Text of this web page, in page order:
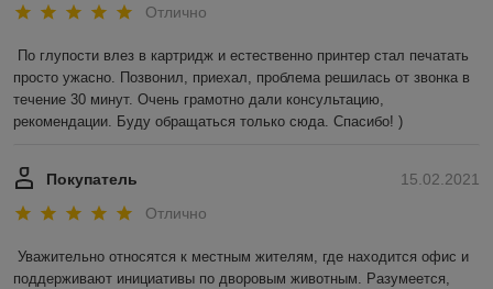
Отлично
По глупости влез в картридж и естественно принтер стал печатать
просто ужасно. Позвонил, приехал, проблема решилась от звонка в
течение 30 минут. Очень грамотно дали консультацию,
рекомендации. Буду обращаться только сюда. Спасибо! )
15.02.2021
Покупатель
Отлично
Уважительно относятся к местным жителям, где находится офис и
поддерживают инициативы по дворовым животным. Разумеется,